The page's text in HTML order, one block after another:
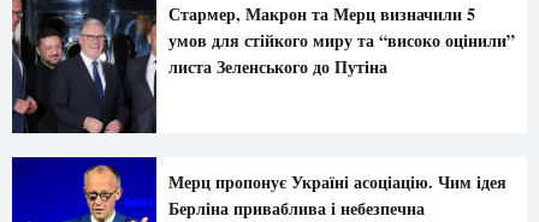
Стармер, Макрон та Мерц визначили 5
умов для стійкого миру та “високо оцінили”
листа Зеленського до Путіна
Мерц пропонує Україні асоціацію. Чим ідея
Берліна приваблива і небезпечна